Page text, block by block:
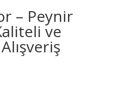
– Peynir
ve